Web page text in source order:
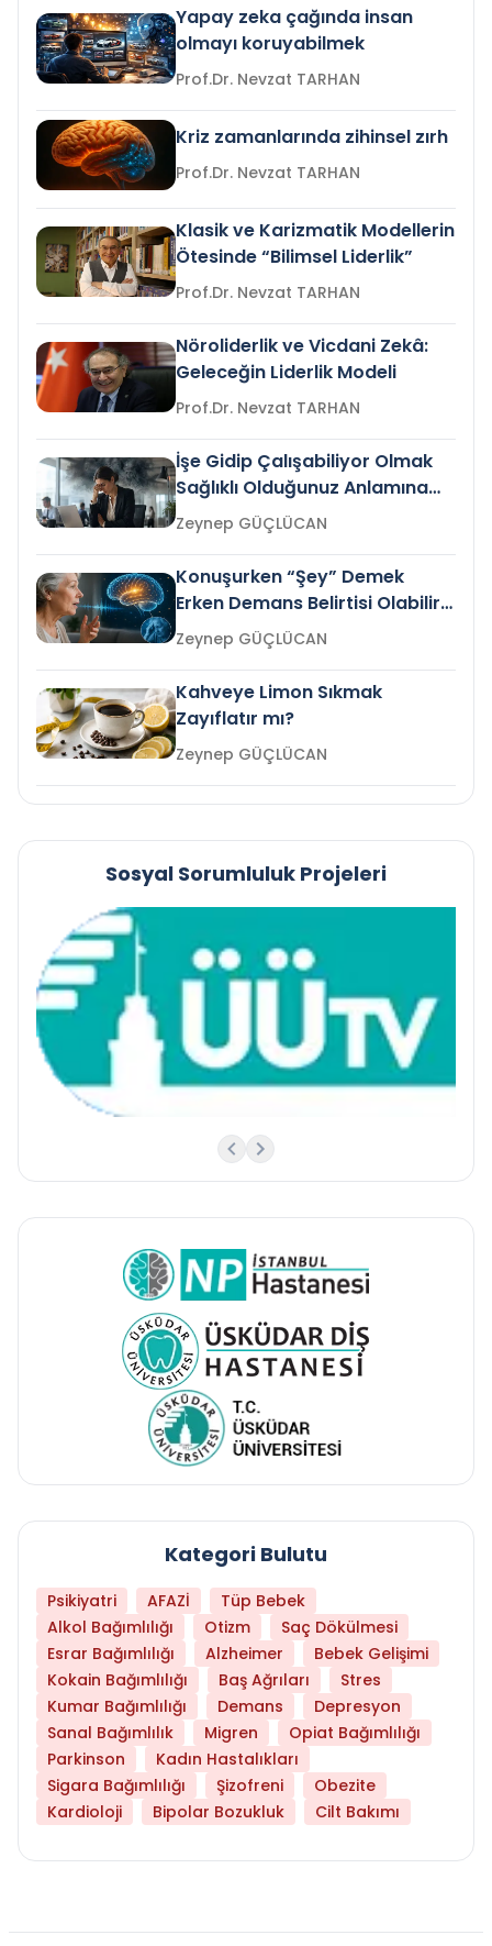
Yapay zeka çağında insan
olmayı koruyabilmek
Prof.Dr. Nevzat TARHAN
Kriz zamanlarında zihinsel zırh
Prof.Dr. Nevzat TARHAN
Klasik ve Karizmatik Modellerin
Ötesinde “Bilimsel Liderlik”
Prof.Dr. Nevzat TARHAN
Nöroliderlik ve Vicdani Zekâ:
Geleceğin Liderlik Modeli
Prof.Dr. Nevzat TARHAN
İşe Gidip Çalışabiliyor Olmak
Sağlıklı Olduğunuz Anlamına
Gelir mi?Zeynep GÜÇLÜCAN
Konuşurken “Şey” Demek
Erken Demans Belirtisi Olabilir
mi?
Zeynep GÜÇLÜCAN
Kahveye Limon Sıkmak
Zayıflatır mı?
Zeynep GÜÇLÜCAN
Sosyal Sorumluluk Projeleri
Kategori Bulutu
Psikiyatri AFAZİ
Tüp Bebek
Alkol Bağımlılığı
Otizm
Saç Dökülmesi
Esrar Bağımlılığı
Alzheimer
Bebek Gelişimi
Kokain Bağımlılığı
Baş Ağrıları
Stres
Kumar Bağımlılığı
Demans
Depresyon
Sanal Bağımlılık
Migren
Opiat Bağımlılığı
Parkinson
Kadın Hastalıkları
Sigara Bağımlılığı
Şizofreni
Obezite
Kardioloji
Bipolar Bozukluk Cilt Bakımı